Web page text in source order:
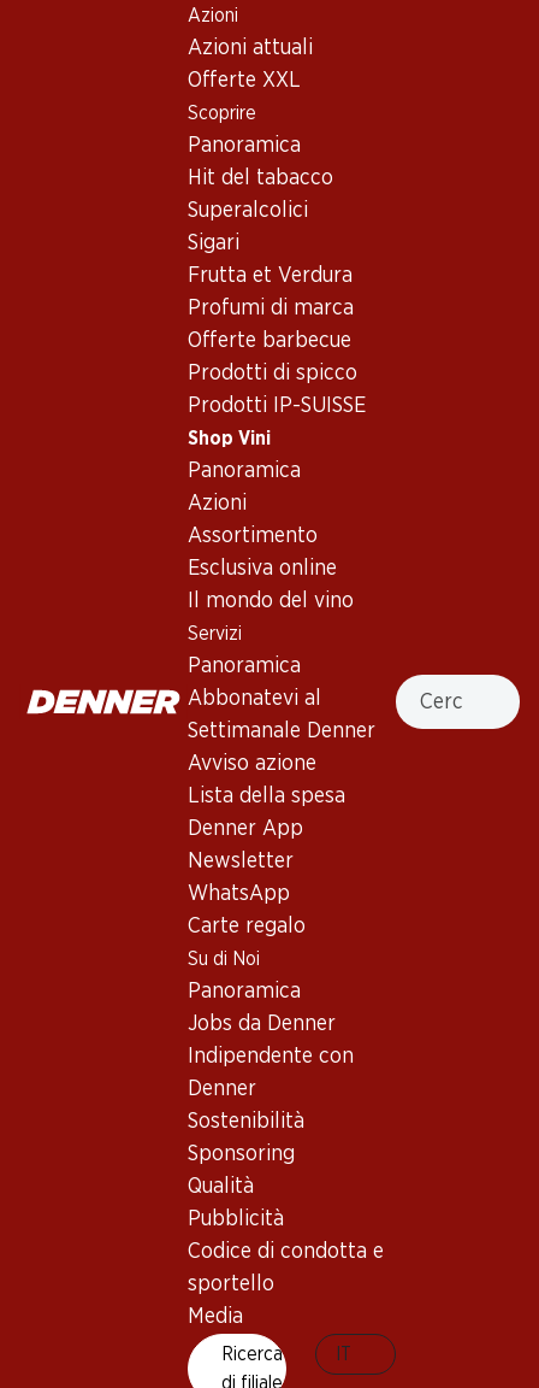
Azioni
Azioni attuali
Offerte XXL
Scoprire
Panoramica
Hit del tabacco
Superalcolici
Sigari
Frutta et Verdura
Profumi di marca
Offerte barbecue
Prodotti di spicco
Prodotti IP-SUISSE
Shop Vini
Panoramica
Azioni
Assortimento
Esclusiva online
Il mondo del vino
Servizi
Panoramica
Abbonatevi al
Settimanale Denner
Avviso azione
Lista della spesa
Denner App
Newsletter
WhatsApp
Carte regalo
Su di Noi
Panoramica
Jobs da Denner
Indipendente con
Denner
Sostenibilità
Sponsoring
Qualità
Pubblicità
Codice di condotta e
sportello
Media
Ricerca
di filiale
Cercare
Vino/champagne
Maiorca
Anima Negra AN/1 Vi de la Terra Illes Balears IGP
Esclusiva online!
Fronte Retro Imballaggio
Anima Negra AN/1 Vi de la Terra
Illes Balears IGP
Maiorca, 2021
Granato scuro. Aromi complessi e intensi di prugne mature,
ciliegie, vaniglia e note tostate. Complesso al palato, pieno,
Buono a sapersi
Mantenegro
Maturità di beva